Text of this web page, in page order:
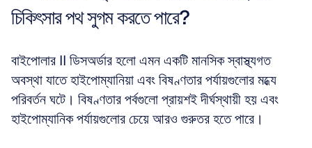
চিকিৎসার পথ সুগম করতে পারে?
বাইপোলার II ডিসঅর্ডার হলো এমন একটি মানসিক স্বাস্থ্যগত
অবস্থা যাতে হাইপোম্যানিয়া এবং বিষণ্ণতার পর্যায়গুলোর মধ্যে
পরিবর্তন ঘটে। বিষণ্ণতার পর্বগুলো প্রায়শই দীর্ঘস্থায়ী হয় এবং
হাইপোম্যানিক পর্যায়গুলোর চেয়ে আরও গুরুতর হতে পারে।